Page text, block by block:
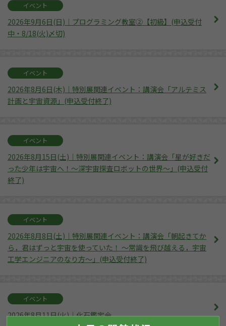
イベント
2026年9月6日(日)｜プログラミング教室②【初級】(申込受付
中・8/18(火)〆切)
イベント
2026年8月6日(木)｜特別展関連イベント：講演会「アルテミス
計画と宇宙資源」(申込受付終了)
イベント
2026年8月15日(土)｜特別展関連イベント：講演会「星が好きだ
った少年は宇宙へ！～深宇宙探査ロボットの世界～」(申込受付
終了)
イベント
2026年8月8日(土)｜特別展関連イベント：講演会「朝起きてか
ら，君はずっと宇宙を使っていた！ 〜常識を飛び越える，宇宙
工学エンジニアのなり方〜」(申込受付終了)
イベント
2026年8月11日(火)｜化石鑑定会